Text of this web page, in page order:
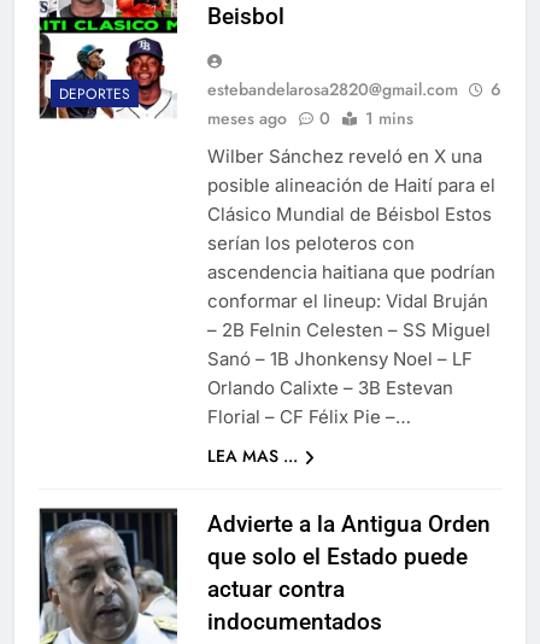
DEPORTES
Beisbol
estebandelarosa2820@gmail.com
6
meses ago
0 1 mins
Wilber Sánchez reveló en X una
posible alineación de Haití para el
Clásico Mundial de Béisbol Estos
serían los peloteros con
ascendencia haitiana que podrían
conformar el lineup: Vidal Bruján
– 2B Felnin Celesten – SS Miguel
Sanó – 1B Jhonkensy Noel – LF
Orlando Calixte – 3B Estevan
Florial – CF Félix Pie –…
LEA MAS ...
Advierte a la Antigua Orden
que solo el Estado puede
actuar contra
indocumentados